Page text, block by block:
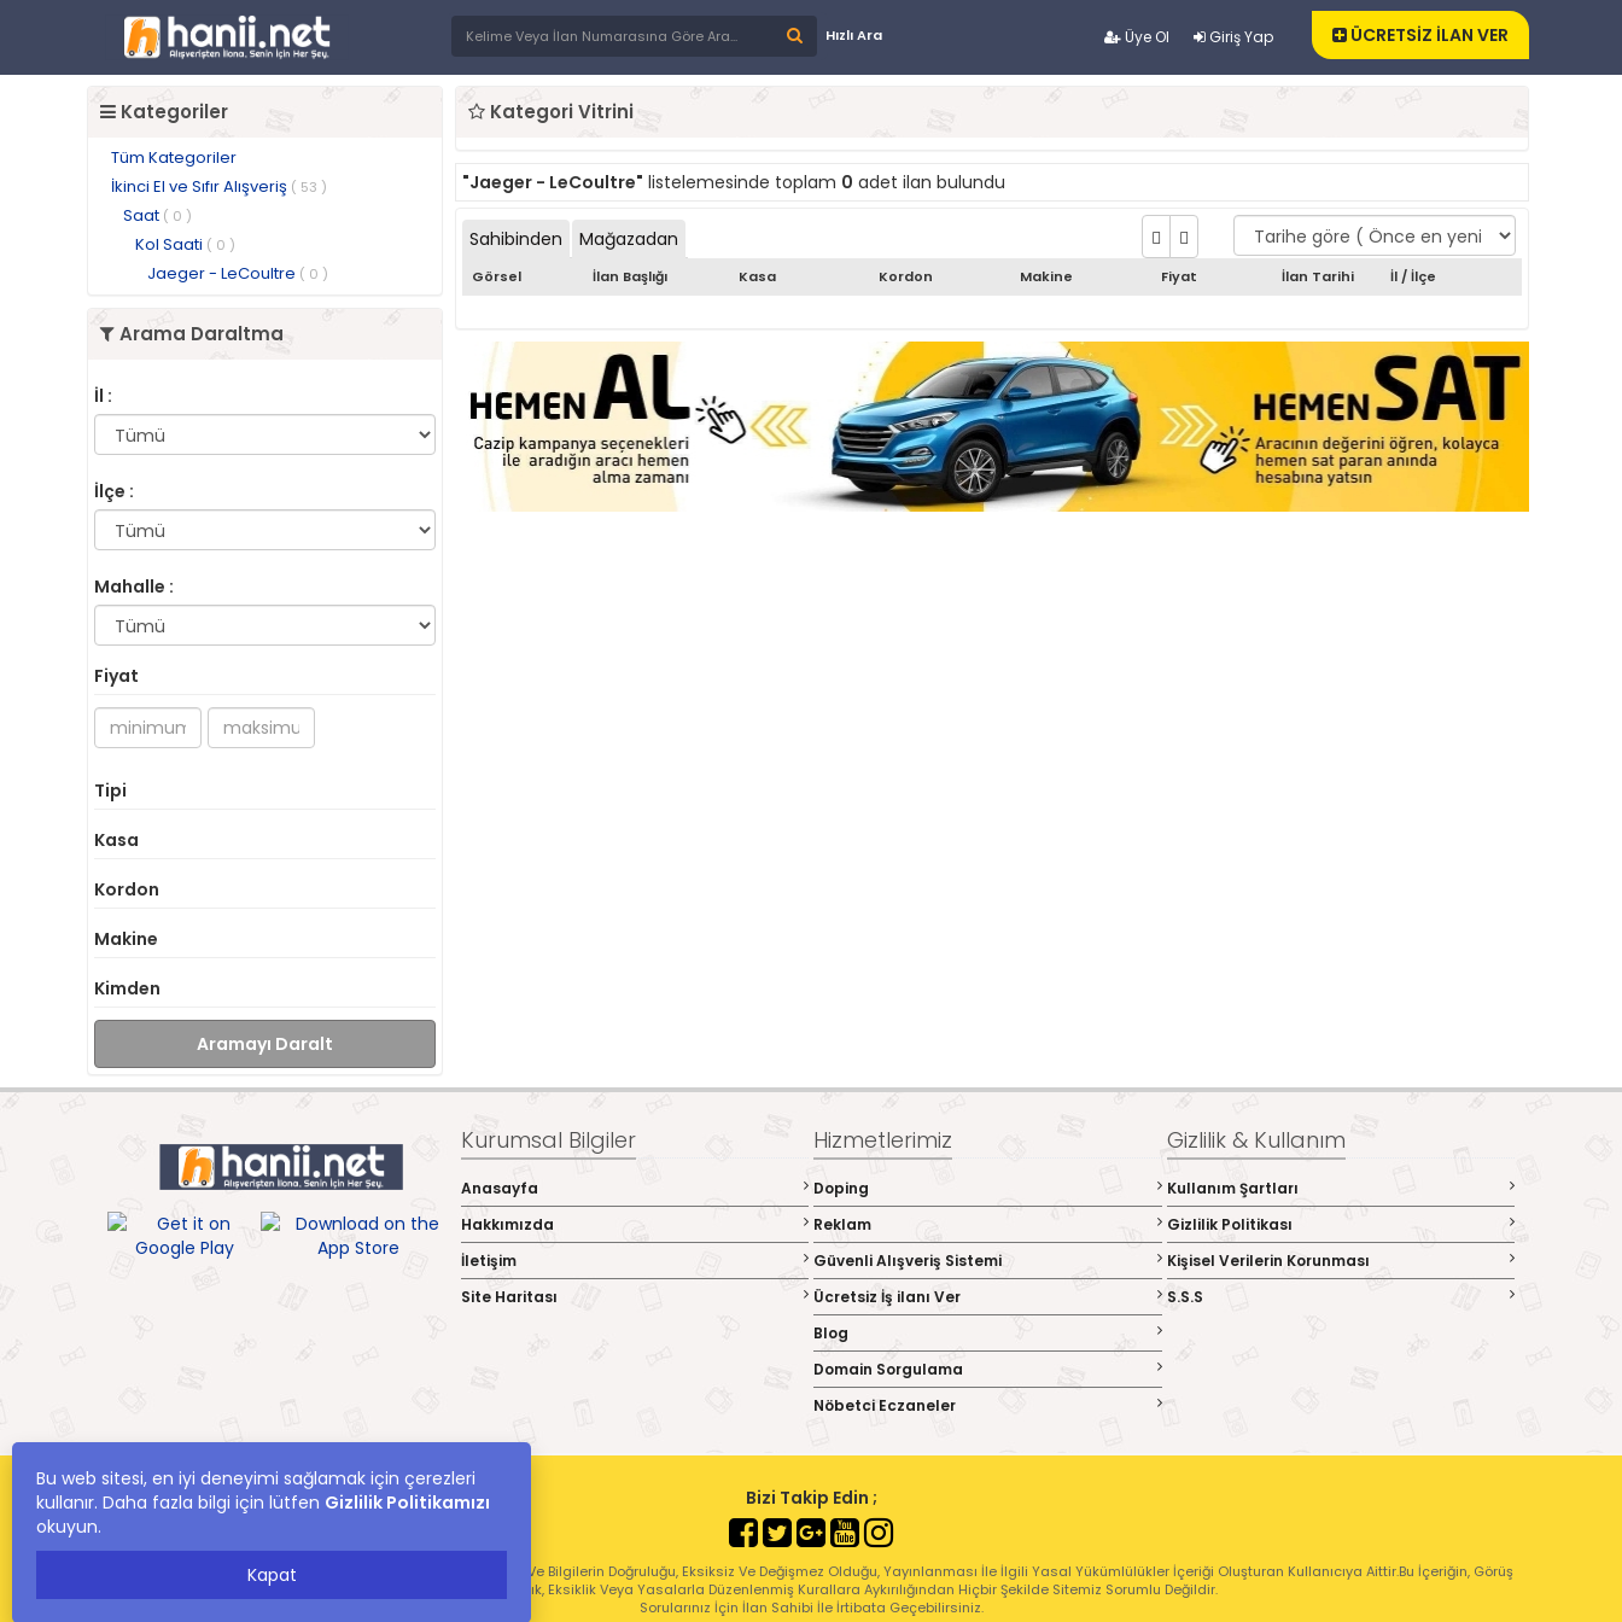
Üye Ol Giriş Yap
Hızlı Ara ÜCRETSİZ İLAN VER
Kategoriler
Tüm Kategoriler
İkinci El ve Sıfır Alışveriş ( 53 )
Saat ( 0 )
Kol Saati ( 0 )
Jaeger - LeCoultre ( 0 )
Arama Daraltma
İl :
İlçe :
Mahalle :
Fiyat
Tipi
Kasa
Kordon
Makine
Kimden
Aramayı Daralt
Kategori Vitrini
"Jaeger - LeCoultre" listelemesinde toplam 0 adet ilan bulundu
Sahibinden Mağazadan
Görsel İlan Başlığı Kasa Kordon Makine Fiyat İlan Tarihi İl / İlçe
Kurumsal Bilgiler
Anasayfa
Hakkımızda
İletişim
Site Haritası
Hizmetlerimiz
Doping
Reklam
Güvenli Alışveriş Sistemi
Ücretsiz İş ilanı Ver
Blog
Domain Sorgulama
Nöbetci Eczaneler
Gizlilik & Kullanım
Kullanım Şartları
Gizlilik Politikası
Kişisel Verilerin Korunması
S.S.S
Bizi Takip Edin ;
hanii.net Yer Alan Kullanıcıların Oluşturduğu Tüm İçerik, Görüş Ve Bilgilerin Doğruluğu, Eksiksiz Ve Değişmez Olduğu, Yayınlanması İle İlgili Yasal Yükümlülükler İçeriği Oluşturan Kullanıcıya Aittir.Bu İçeriğin, Görüş
Ve Bilgilerin Yanlışlık, Eksiklik Veya Yasalarla Düzenlenmiş Kurallara Aykırılığından Hiçbir Şekilde Sitemiz Sorumlu Değildir.
Sorularınız İçin İlan Sahibi İle İrtibata Geçebilirsiniz.
Bu web sitesi, en iyi deneyimi sağlamak için çerezleri
kullanır. Daha fazla bilgi için lütfen Gizlilik Politikamızı
okuyun.
Kapat